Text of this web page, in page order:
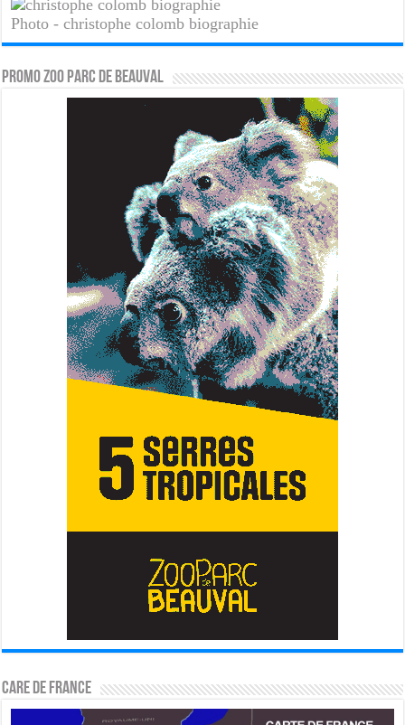
Photo - christophe colomb biographie
PROMO ZOO PARC DE BEAUVAL
CARE DE FRANCE